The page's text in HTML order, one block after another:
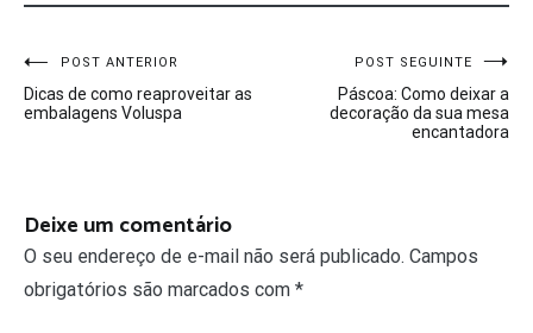
Navegação
de
POST ANTERIOR
Dicas de como reaproveitar as
embalagens Voluspa
POST SEGUINTE
Páscoa: Como deixar a
decoração da sua mesa
encantadora
Deixe um comentário
O seu endereço de e-mail não será publicado. Campos
obrigatórios são marcados com *